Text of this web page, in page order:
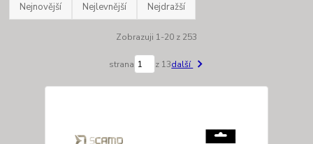
Nejnovější Nejlevnější Nejdražší
Zobrazuji 1-20 z 253
strana z 13další